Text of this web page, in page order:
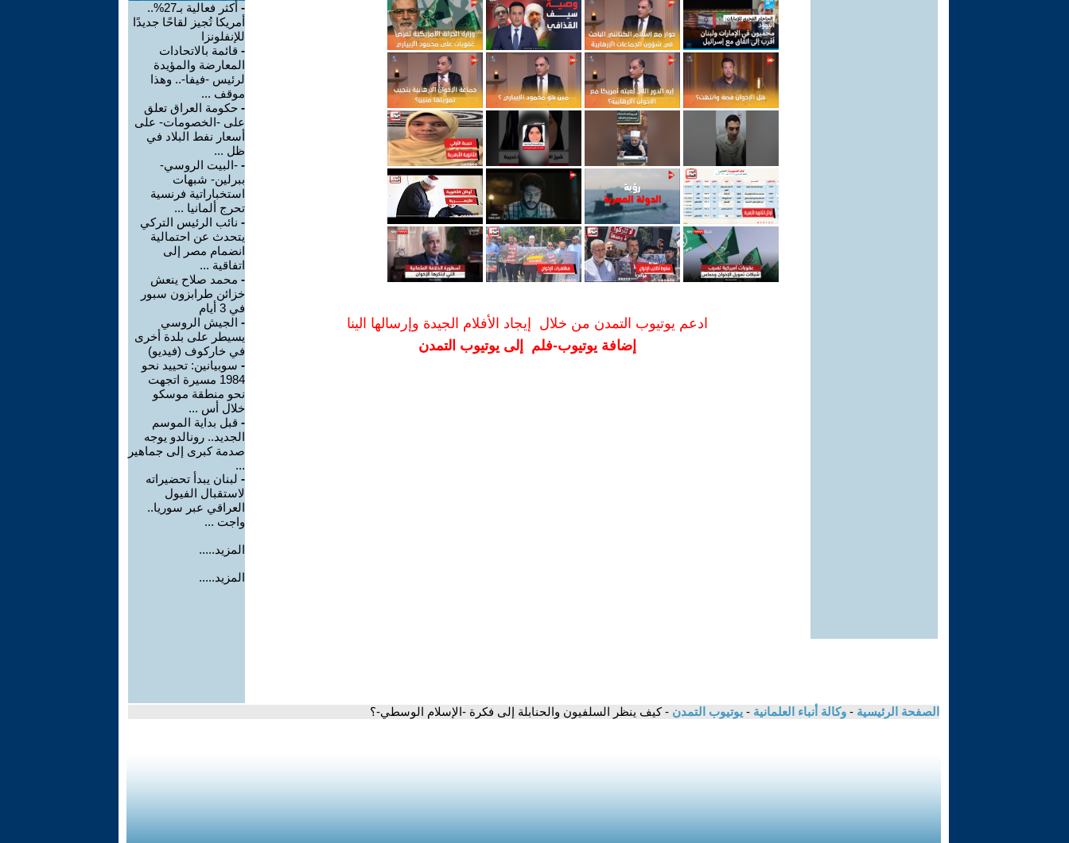
ادعم يوتيوب التمدن من خلال إيجاد الأفلام الجيدة وإرسالها الينا
إضافة يوتيوب-فلم إلى يوتيوب التمدن
-
أكثر فعالية بـ27%..
أمريكا تُجيز لقاحًا جديدًا
للإنفلونزا
- قائمة بالاتحادات
المعارضة والمؤيدة
لرئيس -فيفا-.. وهذا
موقف ...
- حكومة العراق تعلق
على -الخصومات- على
أسعار نفط البلاد في
ظل ...
- -البيت الروسي-
ببرلين- شبهات
استخباراتية فرنسية
تحرج ألمانيا ...
- نائب الرئيس التركي
يتحدث عن احتمالية
انضمام مصر إلى
اتفاقية ...
- محمد صلاح ينعش
خزائن طرابزون سبور
في 3 أيام
- الجيش الروسي
يسيطر على بلدة أخرى
في خاركوف (فيديو)
- سوبيانين: تحييد نحو
1984 مسيرة اتجهت
نحو منطقة موسكو
خلال أس ...
- قبل بداية الموسم
الجديد.. رونالدو يوجه
صدمة كبرى إلى جماهير
...
- لبنان يبدأ تحضيراته
لاستقبال الفيول
العراقي عبر سوريا..
واجت ...
المزيد.....
المزيد.....
الصفحة الرئيسية - وكالة أنباء العلمانية - يوتيوب التمدن - كيف ينظر السلفيون والحنابلة إلى فكرة -الإسلام الوسطي-؟